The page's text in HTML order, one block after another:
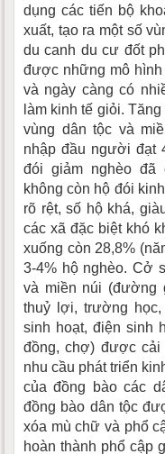
dụng các tiến bộ
xuất, tạo ra một số
du canh du cư đốt
được những mô
và ngày càng có
làm kinh tế giỏi.
vùng dân tộc và
nhập đầu người đạt
đói giảm nghèo đã
không còn hộ đói
rõ rệt, số hộ khá,
các xã đặc biệt khó
xuống còn 28,8%
3-4% hộ nghèo. Cở
và miền núi (đường
thuỷ lợi, trường
sinh hoạt, điện sinh
đồng, chợ) được
nhu cầu phát triển
của đồng bào các
đồng bào dân tộc
xóa mù chữ và phổ
hoàn thành phổ cập